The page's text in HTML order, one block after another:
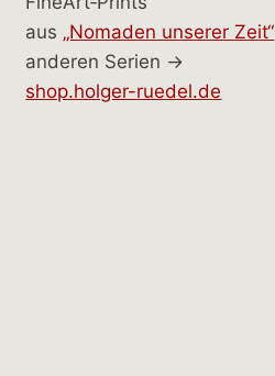
aus „Nomaden unserer Zeit“
anderen Serien →
shop.holger-ruedel.de